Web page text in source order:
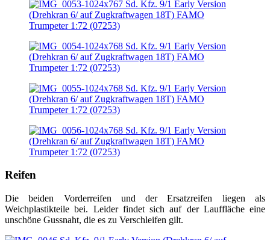
Reifen
Die beiden Vorderreifen und der Ersatzreifen liegen als
Weichplastikteile bei. Leider findet sich auf der Lauffläche eine
unschöne Gussnaht, die es zu Verschleifen gilt.